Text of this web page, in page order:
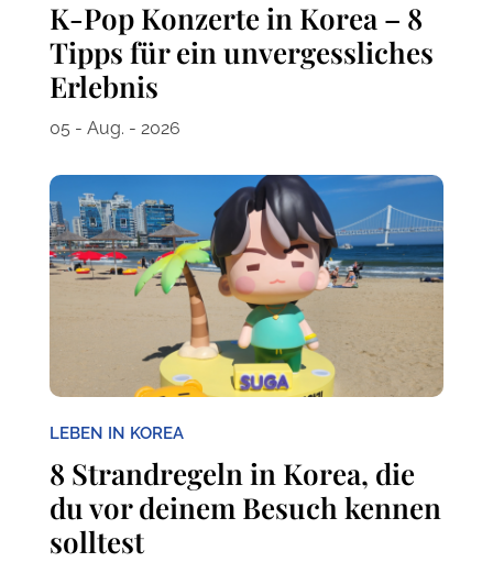
K-Pop Konzerte in Korea – 8
Tipps für ein unvergessliches
Erlebnis
05 - Aug. - 2026
LEBEN IN KOREA
8 Strandregeln in Korea, die
du vor deinem Besuch kennen
solltest